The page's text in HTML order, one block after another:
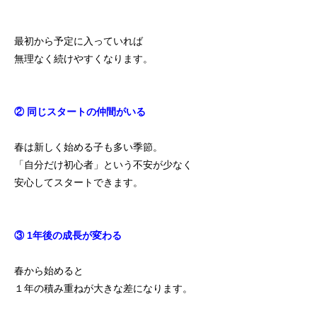
最初から予定に入っていれば
無理なく続けやすくなります。
② 同じスタートの仲間がいる
春は新しく始める子も多い季節。
「自分だけ初心者」という不安が少なく
安心してスタートできます。
③ 1年後の成長が変わる
春から始めると
１年の積み重ねが大きな差になります。